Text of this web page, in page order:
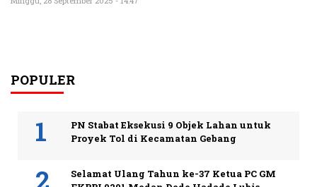
POPULER
PN Stabat Eksekusi 9 Objek Lahan untuk
Proyek Tol di Kecamatan Gebang
Selamat Ulang Tahun ke-37 Ketua PC GM